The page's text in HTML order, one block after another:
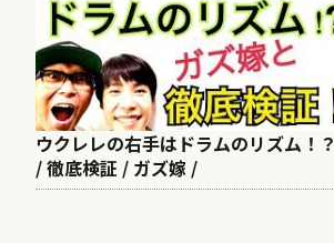
ウクレレの右手はドラムのリズム！？
/ 徹底検証 / ガズ嫁 /